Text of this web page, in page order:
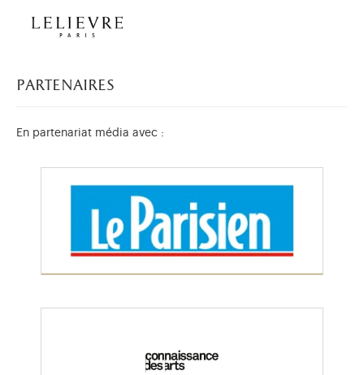
partenaires
En partenariat média avec :